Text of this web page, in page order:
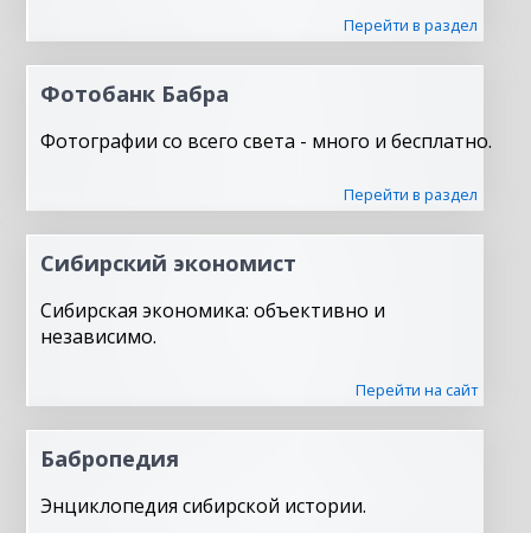
Перейти в раздел
Фотобанк Бабра
Фотографии со всего света - много и бесплатно.
Перейти в раздел
Сибирский экономист
Сибирская экономика: объективно и
независимо.
Перейти на сайт
Бабропедия
Энциклопедия сибирской истории.